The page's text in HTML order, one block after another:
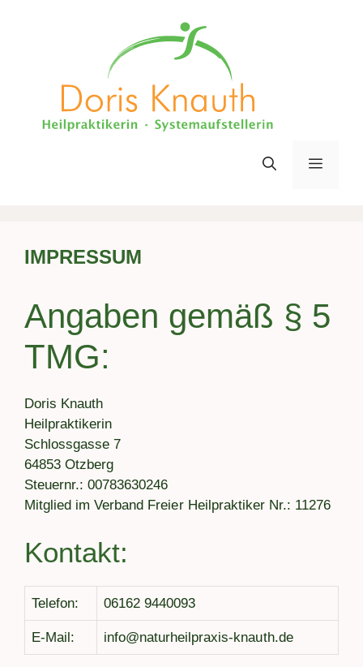
Menü
IMPRESSUM
Angaben gemäß § 5
TMG:
Doris Knauth
Heilpraktikerin
Schlossgasse 7
64853 Otzberg
Steuernr.: 00783630246
Mitglied im Verband Freier Heilpraktiker Nr.: 11276
Kontakt:
Telefon: 06162 9440093
E-Mail: info@naturheilpraxis-knauth.de